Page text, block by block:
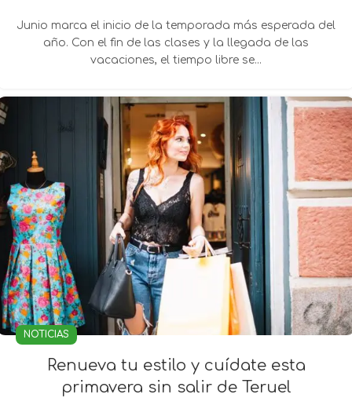
Junio marca el inicio de la temporada más esperada del
año. Con el fin de las clases y la llegada de las
vacaciones, el tiempo libre se...
NOTICIAS
Renueva tu estilo y cuídate esta
primavera sin salir de Teruel